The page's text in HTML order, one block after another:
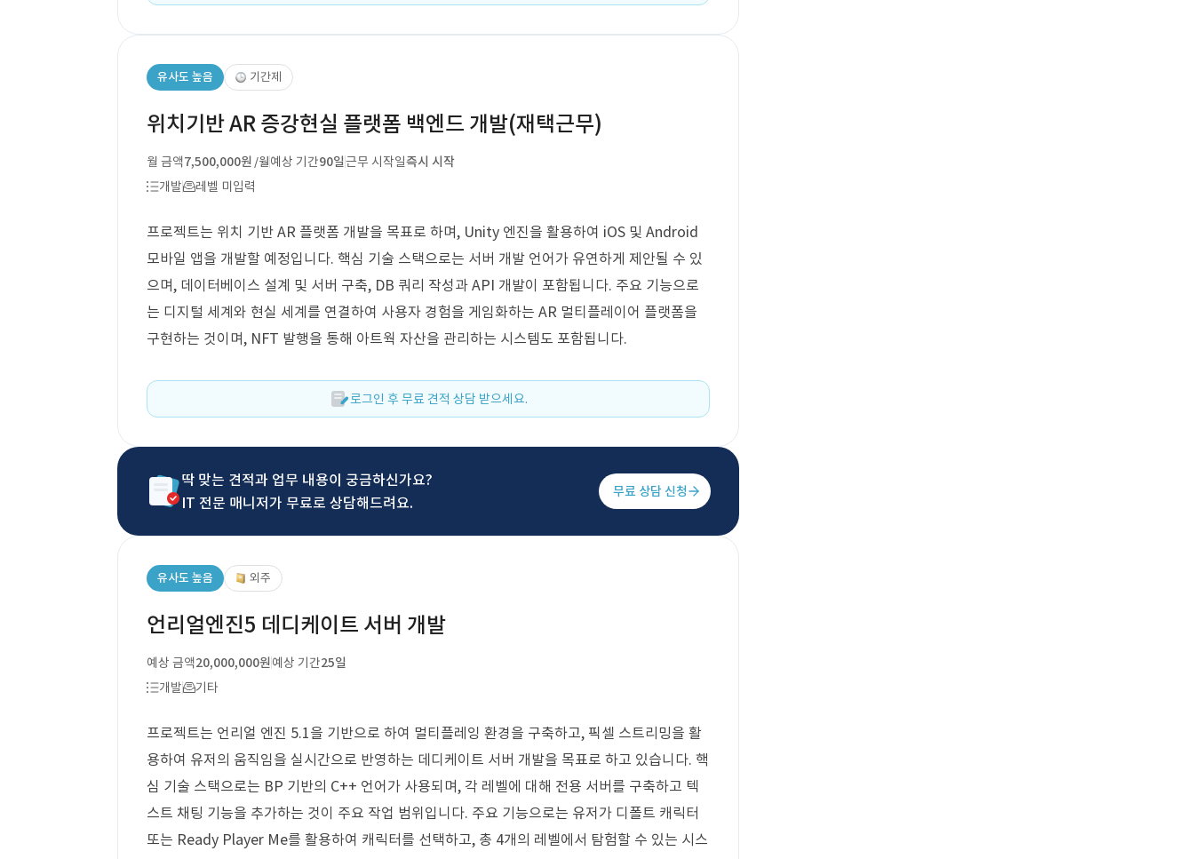
유사도 높음 기간제
위치기반 AR 증강현실 플랫폼 백엔드 개발(재택근무)
월 금액7,500,000원 /월예상 기간90일근무 시작일즉시 시작
개발
레벨 미입력
프로젝트는 위치 기반 AR 플랫폼 개발을 목표로 하며, Unity 엔진을 활용하여 iOS 및 Android
모바일 앱을 개발할 예정입니다. 핵심 기술 스택으로는 서버 개발 언어가 유연하게 제안될 수 있
으며, 데이터베이스 설계 및 서버 구축, DB 쿼리 작성과 API 개발이 포함됩니다. 주요 기능으로
는 디지털 세계와 현실 세계를 연결하여 사용자 경험을 게임화하는 AR 멀티플레이어 플랫폼을
구현하는 것이며, NFT 발행을 통해 아트웍 자산을 관리하는 시스템도 포함됩니다.
로그인 후 무료 견적 상담 받으세요.
딱 맞는 견적과 업무 내용이 궁금하신가요?
IT 전문 매니저가 무료로 상담해드려요.
무료 상담 신청
유사도 높음 외주
언리얼엔진5 데디케이트 서버 개발
예상 금액20,000,000원예상 기간25일
개발
기타
프로젝트는 언리얼 엔진 5.1을 기반으로 하여 멀티플레잉 환경을 구축하고, 픽셀 스트리밍을 활
용하여 유저의 움직임을 실시간으로 반영하는 데디케이트 서버 개발을 목표로 하고 있습니다. 핵
심 기술 스택으로는 BP 기반의 C++ 언어가 사용되며, 각 레벨에 대해 전용 서버를 구축하고 텍
스트 채팅 기능을 추가하는 것이 주요 작업 범위입니다. 주요 기능으로는 유저가 디폴트 캐릭터
또는 Ready Player Me를 활용하여 캐릭터를 선택하고, 총 4개의 레벨에서 탐험할 수 있는 시스